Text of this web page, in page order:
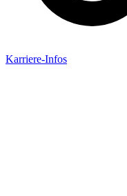
Karriere-Infos